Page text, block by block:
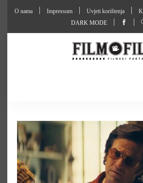
O nama Impressum Uvjeti korištenja
DARK MODE